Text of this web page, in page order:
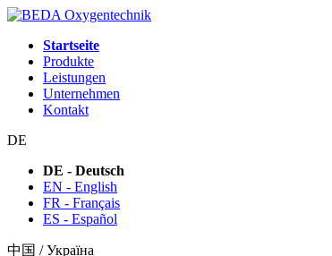
Startseite
Produkte
Leistungen
Unternehmen
Kontakt
DE
DE - Deutsch
EN - English
FR - Français
ES - Español
中国 / Україна